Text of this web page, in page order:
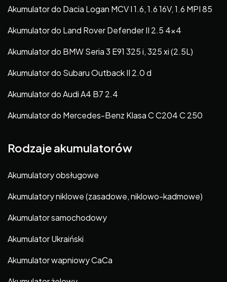
Akumulator do Dacia Logan MCV I 1.6, 1.6 16V, 1.6 MPI 85
Akumulator do Land Rover Defender II 2.5 4×4
Akumulator do BMW Seria 3 E91 325 i, 325 xi (2.5L)
Akumulator do Subaru Outback II 2.0 d
Akumulator do Audi A4 B7 2.4
Akumulator do Mercedes-Benz Klasa C C204 C 250
Rodzaje akumulatorów
Akumulatory obsługowe
Akumulatory niklowe (zasadowe, niklowo-kadmowe)
Akumulator samochodowy
Akumulator Ukraiński
Akumulator wapniowy CaCa